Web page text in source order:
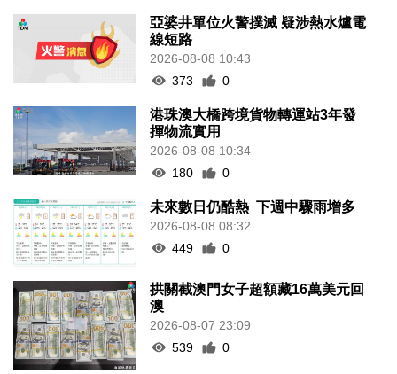
亞婆井單位火警撲滅 疑涉熱水爐電
線短路
2026-08-08 10:43
373
0
港珠澳大橋跨境貨物轉運站3年發
揮物流實用
2026-08-08 10:34
180
0
未來數日仍酷熱 下週中驟雨增多
2026-08-08 08:32
449
0
拱關截澳門女子超額藏16萬美元回
澳
2026-08-07 23:09
539
0